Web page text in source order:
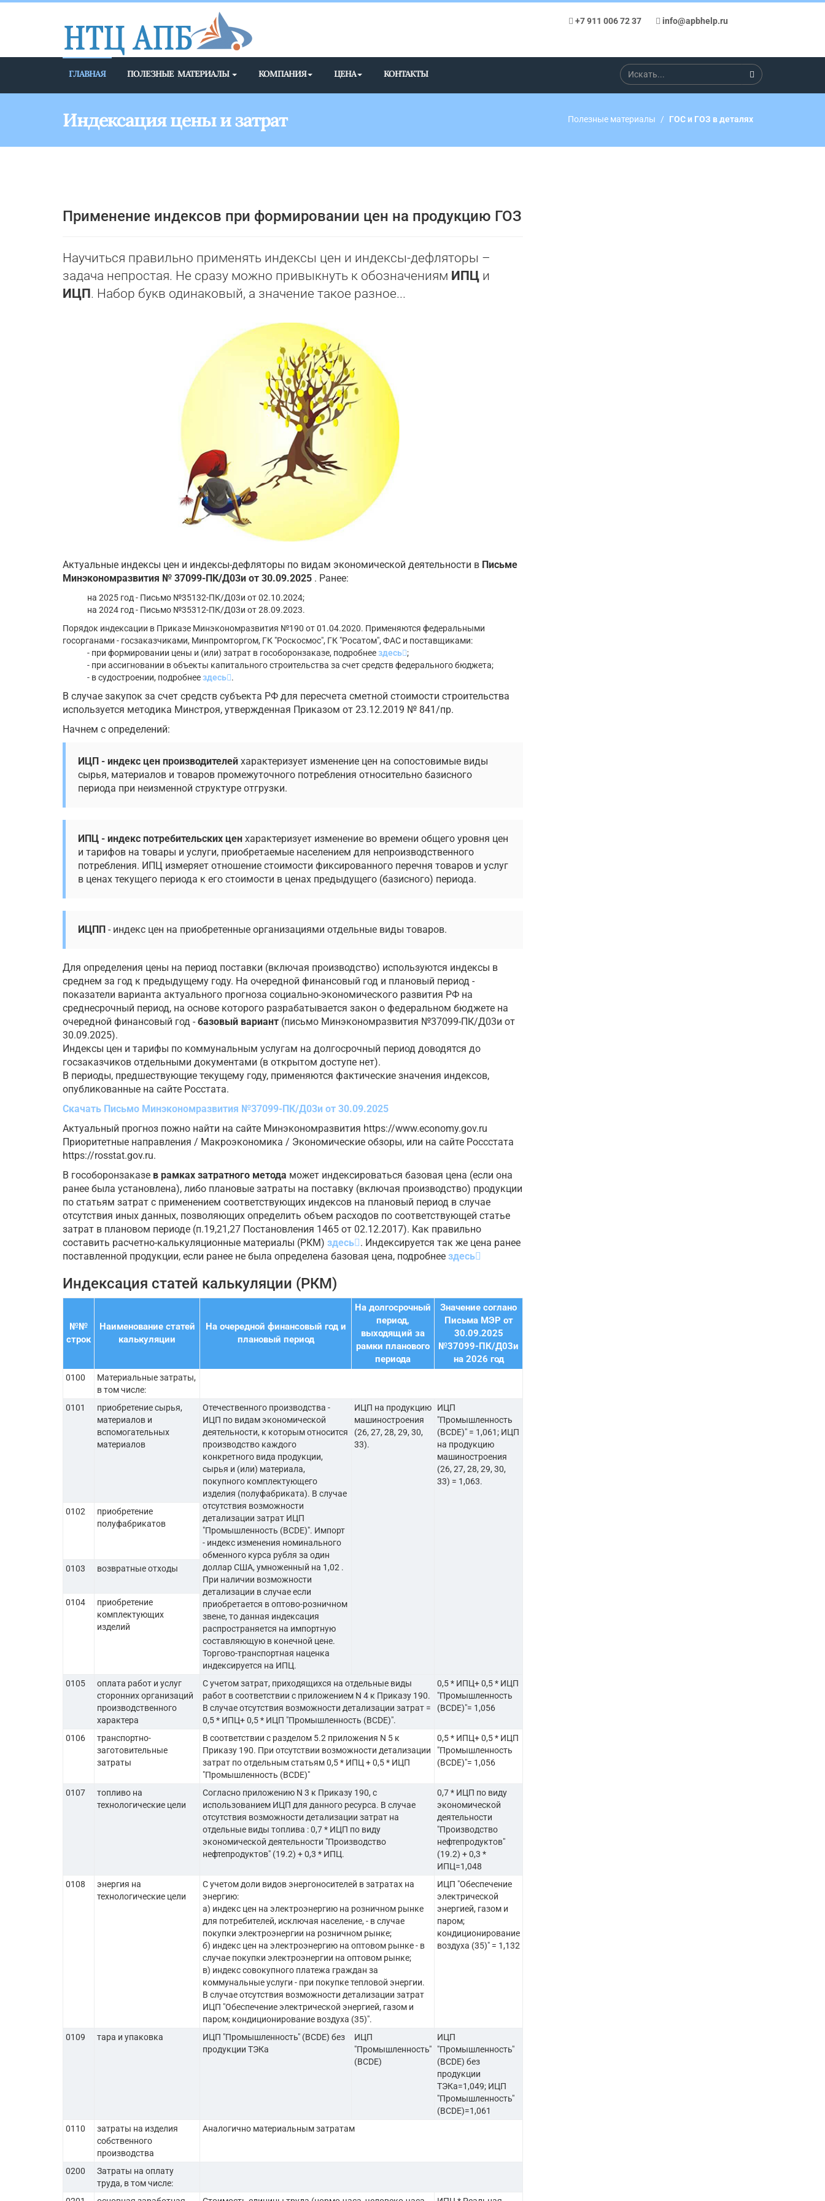
+7 911 006 72 37 info@apbhelp.ru
ГЛАВНАЯ ПОЛЕЗНЫЕ МАТЕРИАЛЫ КОМПАНИЯ ЦЕНА КОНТАКТЫ
Индексация цены и затрат Полезные материалы ГОС и ГОЗ в деталях
Применение индексов при формировании цен на продукцию ГОЗ
Научиться правильно применять индексы цен и индексы-дефляторы –
задача непростая. Не сразу можно привыкнуть к обозначениям ИПЦ и
ИЦП. Набор букв одинаковый, а значение такое разное...
Актуальные индексы цен и индексы-дефляторы по видам экономической деятельности в Письме
Минэкономразвития № 37099-ПК/Д03и от 30.09.2025 . Ранее:
на 2025 год - Письмо №35132-ПК/Д03и от 02.10.2024;
на 2024 год - Письмо №35312-ПК/Д03и от 28.09.2023.
Порядок индексации в Приказе Минэкономразвития №190 от 01.04.2020. Применяются федеральными
госорганами - госзаказчиками, Минпромторгом, ГК "Роскосмос", ГК "Росатом", ФАС и поставщиками:
- при формировании цены и (или) затрат в гособоронзаказе, подробнеездесь ;
- при ассигновании в объекты капитального строительства за счет средств федерального бюджета;
- в судостроении, подробнеездесь .
В случае закупок за счет средств субъекта РФ для пересчета сметной стоимости строительства
используется методика Минстроя, утвержденная Приказом от 23.12.2019 № 841/пр.
Начнем с определений:
ИЦП - индекс цен производителей характеризует изменение цен на сопостовимые виды
сырья, материалов и товаров промежуточного потребления относительно базисного
периода при неизменной структуре отгрузки.
ИПЦ - индекс потребительских цен характеризует изменение во времени общего уровня цен
и тарифов на товары и услуги, приобретаемые населением для непроизводственного
потребления. ИПЦ измеряет отношение стоимости фиксированного перечня товаров и услуг
в ценах текущего периода к его стоимости в ценах предыдущего (базисного) периода.
ИЦПП - индекс цен на приобретенные организациями отдельные виды товаров.
Для определения цены на период поставки (включая производство) используются индексы в
среднем за год к предыдущему году. На очередной финансовый год и плановый период -
показатели варианта актуального прогноза социально-экономического развития РФ на
среднесрочный период, на основе которого разрабатывается закон о федеральном бюджете на
очередной финансовый год - базовый вариант (письмо Минэкономразвития №37099-ПК/Д03и от
30.09.2025).
Индексы цен и тарифы по коммунальным услугам на долгосрочный период доводятся до
госзаказчиков отдельными документами (в открытом доступе нет).
В периоды, предшествующие текущему году, применяются фактические значения индексов,
опубликованные на сайте Росстата.
Скачать Письмо Минэкономразвития №37099-ПК/Д03и от 30.09.2025
Актуальный прогноз пожно найти на сайте Минэкономразвития https://www.economy.gov.ru
Приоритетные направления / Макроэкономика / Экономические обзоры, или на сайте Россстата
https://rosstat.gov.ru.
В гособоронзаказе в рамках затратного метода может индексироваться базовая цена (если она
ранее была установлена), либо плановые затраты на поставку (включая производство) продукции
по статьям затрат с применением соответствующих индексов на плановый период в случае
отсутствия иных данных, позволяющих определить объем расходов по соответствующей статье
затрат в плановом периоде (п.19,21,27 Постановления 1465 от 02.12.2017). Как правильно
составить расчетно-калькуляционные материалы (РКМ) здесь . Индексируется так же цена ранее
поставленной продукции, если ранее не была определена базовая цена, подробнее здесь
Индексация статей калькуляции (РКМ)
№№
строк
Наименование статей
калькуляции
На очередной финансовый год и
плановый период
На долгосрочный
период,
выходящий за
рамки планового
периода
Значение соглано
Письма МЭР от
30.09.2025
№37099-ПК/Д03и
на 2026 год
0100
Материальные затраты,
в том числе:
0101
приобретение сырья,
материалов и
вспомогательных
материалов
Отечественного производства -
ИЦП по видам экономической
деятельности, к которым относится
производство каждого
конкретного вида продукции,
сырья и (или) материала,
покупного комплектующего
изделия (полуфабриката). В случае
отсутствия возможности
детализации затрат ИЦП
"Промышленность (BCDE)". Импорт
- индекс изменения номинального
обменного курса рубля за один
доллар США, умноженный на 1,02 .
При наличии возможности
детализации в случае если
приобретается в оптово-розничном
звене, то данная индексация
распространяется на импортную
составляющую в конечной цене.
Торгово-транспортная наценка
индексируется на ИПЦ.
ИЦП на продукцию
машиностроения
(26, 27, 28, 29, 30,
33).
ИЦП
"Промышленность
(BCDE)" = 1,061; ИЦП
на продукцию
машиностроения
(26, 27, 28, 29, 30,
33) = 1,063.
0102
приобретение
полуфабрикатов
0103 возвратные отходы
0104
приобретение
комплектующих
изделий
0105
оплата работ и услуг
сторонних организаций
производственного
характера
С учетом затрат, приходящихся на отдельные виды
работ в соответствии с приложением N 4 к Приказу 190.
В случае отсутствия возможности детализации затрат =
0,5 * ИПЦ+ 0,5 * ИЦП "Промышленность (BCDE)".
0,5 * ИПЦ+ 0,5 * ИЦП
"Промышленность
(BCDE)"= 1,056
0106
транспортно-
заготовительные
затраты
В соответствии с разделом 5.2 приложения N 5 к
Приказу 190. При отсутствии возможности детализации
затрат по отдельным статьям 0,5 * ИПЦ + 0,5 * ИЦП
"Промышленность (BCDE)"
0,5 * ИПЦ+ 0,5 * ИЦП
"Промышленность
(BCDE)"= 1,056
0107
топливо на
технологические цели
Согласно приложению N 3 к Приказу 190, с
использованием ИЦП для данного ресурса. В случае
отсутствия возможности детализации затрат на
отдельные виды топлива : 0,7 * ИЦП по виду
экономической деятельности "Производство
нефтепродуктов" (19.2) + 0,3 * ИПЦ.
0,7 * ИЦП по виду
экономической
деятельности
"Производство
нефтепродуктов"
(19.2) + 0,3 *
ИПЦ=1,048
0108
энергия на
технологические цели
С учетом доли видов энергоносителей в затратах на
энергию:
а) индекс цен на электроэнергию на розничном рынке
для потребителей, исключая население, - в случае
покупки электроэнергии на розничном рынке;
б) индекс цен на электроэнергию на оптовом рынке - в
случае покупки электроэнергии на оптовом рынке;
в) индекс совокупного платежа граждан за
коммунальные услуги - при покупке тепловой энергии.
В случае отсутствия возможности детализации затрат
ИЦП "Обеспечение электрической энергией, газом и
паром; кондиционирование воздуха (35)".
ИЦП "Обеспечение
электрической
энергией, газом и
паром;
кондиционирование
воздуха (35)" = 1,132
0109 тара и упаковка
ИЦП "Промышленность" (BCDE) без
продукции ТЭКа
ИЦП
"Промышленность"
(BCDE)
ИЦП
"Промышленность"
(BCDE) без
продукции
ТЭКа=1,049; ИЦП
"Промышленность"
(BCDE)=1,061
0110
затраты на изделия
собственного
производства
Аналогично материальным затратам
0200
Затраты на оплату
труда, в том числе: